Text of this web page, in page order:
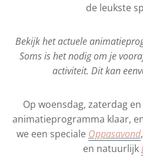
de leukste
Bekijk het actuele
Soms is het nodig om je
activiteit. Dit kan
Op woensdag, zaterdag
animatieprogramma klaar,
we een speciale Oppasavond
en natuurlijk